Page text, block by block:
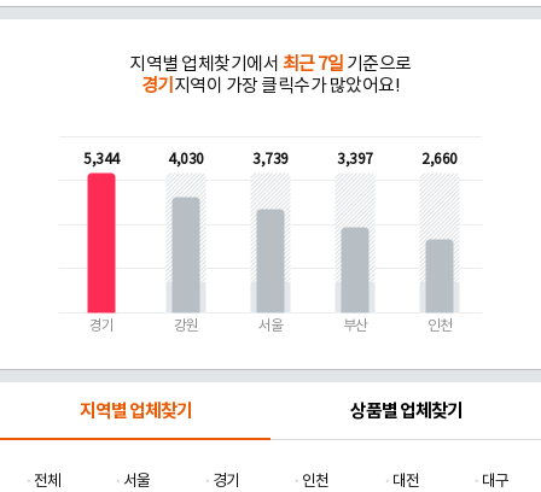
지역별 업체찾기에서 최근 7일 기준으로
경기 지역이 가장 클릭수가 많았어요!
5,344
경기
4,030
강원
3,739
서울
3,397
부산
2,660
인천
지역별 업체찾기 상품별 업체찾기
전체 서울 경기 인천 대전
대구